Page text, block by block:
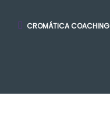
CROMÁTICA COACHING